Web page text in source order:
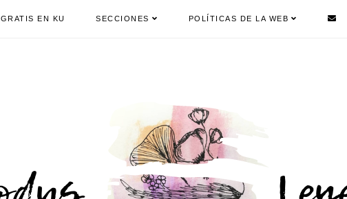
GRATIS EN KU SECCIONES POLÍTICAS DE LA WEB